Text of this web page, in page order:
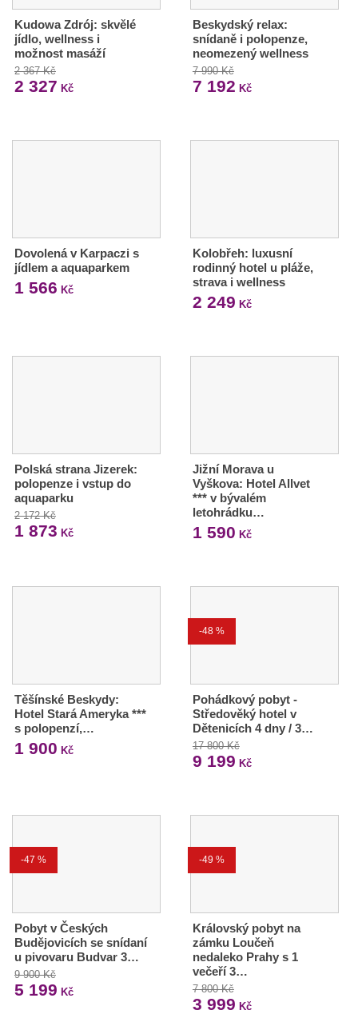
Kudowa Zdrój: skvělé
jídlo, wellness i
možnost masáží
2 367 Kč
2 327 Kč
Beskydský relax:
snídaně i polopenze,
neomezený wellness
7 990 Kč
7 192 Kč
Dovolená v Karpaczi s
jídlem a aquaparkem
1 566 Kč
Kolobřeh: luxusní
rodinný hotel u pláže,
strava i wellness
2 249 Kč
Polská strana Jizerek:
polopenze i vstup do
aquaparku
2 172 Kč
1 873 Kč
Jižní Morava u
Vyškova: Hotel Allvet
*** v bývalém
letohrádku…
1 590 Kč
Těšínské Beskydy:
Hotel Stará Ameryka ***
s polopenzí,…
1 900 Kč
-48 %
Pohádkový pobyt -
Středověký hotel v
Dětenicích 4 dny / 3…
17 800 Kč
9 199 Kč
-47 %
Pobyt v Českých
Budějovicích se snídaní
u pivovaru Budvar 3…
9 900 Kč
5 199 Kč
-49 %
Královský pobyt na
zámku Loučeň
nedaleko Prahy s 1
večeří 3…
7 800 Kč
3 999 Kč